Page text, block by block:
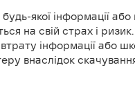
якої інформації або
на свій страх і
втрату інформації або
внаслідок